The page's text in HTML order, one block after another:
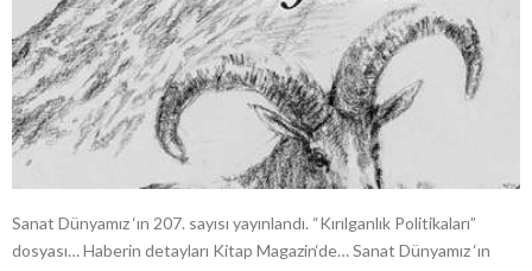
Sanat Dünyamız ‘ın 207. sayısı yayınlandı. “Kırılganlık Politikaları”
dosyası… Haberin detayları Kitap Magazin‘de… Sanat Dünyamız ‘ın